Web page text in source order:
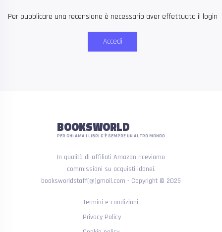
Per pubblicare una recensione è necessario aver effettuato il login
Accedi
BOOKSWORLD
PER CHI AMA I LIBRI C'È SEMPRE UN ALTRO MONDO
In qualità di affiliati Amazon riceviamo
commissioni su acquisti idonei.
booksworldstaff[@]gmail.com - Copyright © 2025
Termini e condizioni
Privacy Policy